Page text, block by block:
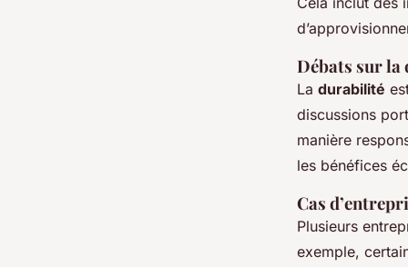
Débats sur la
La durabilité
discussions
manière
les bénéfices
Cas
Plusieurs
exemple,